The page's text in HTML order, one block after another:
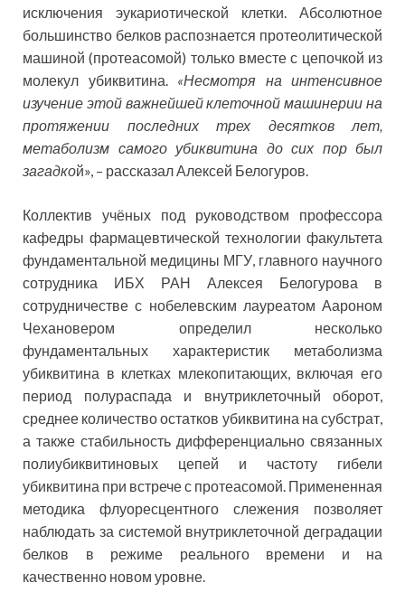
исключения эукариотической клетки. Абсолютное
большинство белков распознается протеолитической
машиной (протеасомой) только вместе с цепочкой из
молекул убиквитина. «Несмотря на интенсивное
изучение этой важнейшей клеточной машинерии на
протяжении последних трех десятков лет,
метаболизм самого убиквитина до сих пор был
загадкой», – рассказал Алексей Белогуров.
Коллектив учёных под руководством профессора
кафедры фармацевтической технологии факультета
фундаментальной медицины МГУ, главного научного
сотрудника ИБХ РАН Алексея Белогурова в
сотрудничестве с нобелевским лауреатом Аароном
Чехановером определил несколько
фундаментальных характеристик метаболизма
убиквитина в клетках млекопитающих, включая его
период полураспада и внутриклеточный оборот,
среднее количество остатков убиквитина на субстрат,
а также стабильность дифференциально связанных
полиубиквитиновых цепей и частоту гибели
убиквитина при встрече с протеасомой. Примененная
методика флуоресцентного слежения позволяет
наблюдать за системой внутриклеточной деградации
белков в режиме реального времени и на
качественно новом уровне.